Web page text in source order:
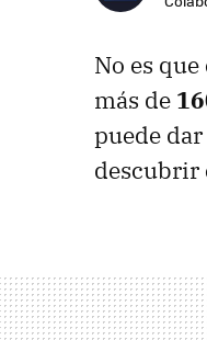
No es que
más de
puede
descubrir